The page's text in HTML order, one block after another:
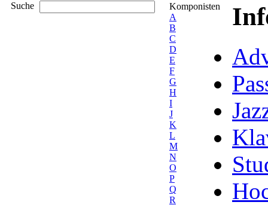
Suche
Komponisten
A
B
C
D
E
F
G
H
I
J
K
L
M
N
O
P
Q
R